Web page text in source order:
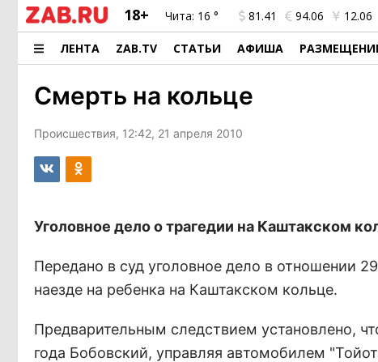
18+ Чита: 16 ° 81.41 94.06 12.06
ЛЕНТА ZAB.TV СТАТЬИ АФИША
Смерть на кольце
Происшествия, 12:42, 21 апреля 2010
Уголовное дело о трагедии на Каштакском
Передано в суд уголовное дело в отношении
наезде на ребенка на Каштакском кольце.
Предварительным следствием установлено,
года Бобовский, управляя автомобилем